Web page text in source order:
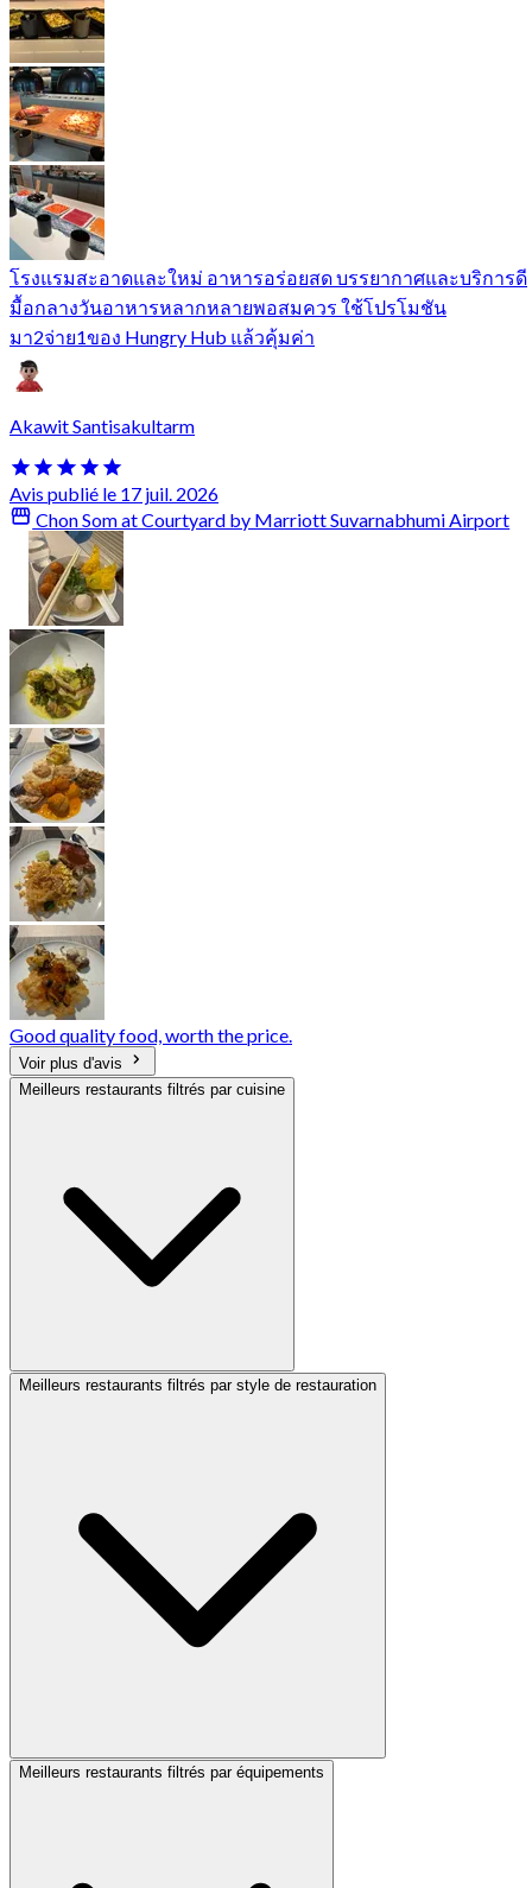
โรงแรมสะอาดและใหม่ อาหารอร่อยสด บรรยากาศและบริการดี
มื้อกลางวันอาหารหลากหลายพอสมควร ใช้โปรโมชัน
มา2จ่าย1ของ Hungry Hub แล้วคุ้มค่า
Akawit Santisakultarm
Avis publié le 17 juil. 2026
Chon Som at Courtyard by Marriott Suvarnabhumi Airport
Good quality food, worth the price.
Voir plus d'avis
Meilleurs restaurants filtrés par cuisine
Meilleurs restaurants filtrés par style de restauration
Meilleurs restaurants filtrés par équipements